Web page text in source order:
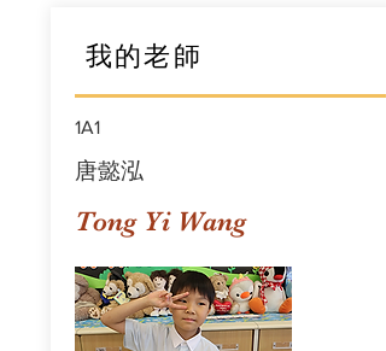
我的老師
1A1
唐懿泓
Tong Yi Wang